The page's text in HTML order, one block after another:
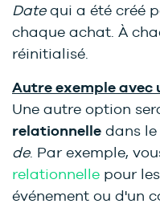
Datequi a été créé
chaque achat. À
réinitialisé.
Autre exemple avec
Une autre option
relationnelle dans
de. Par exemple,
relationnelle pour
événement ou d'un